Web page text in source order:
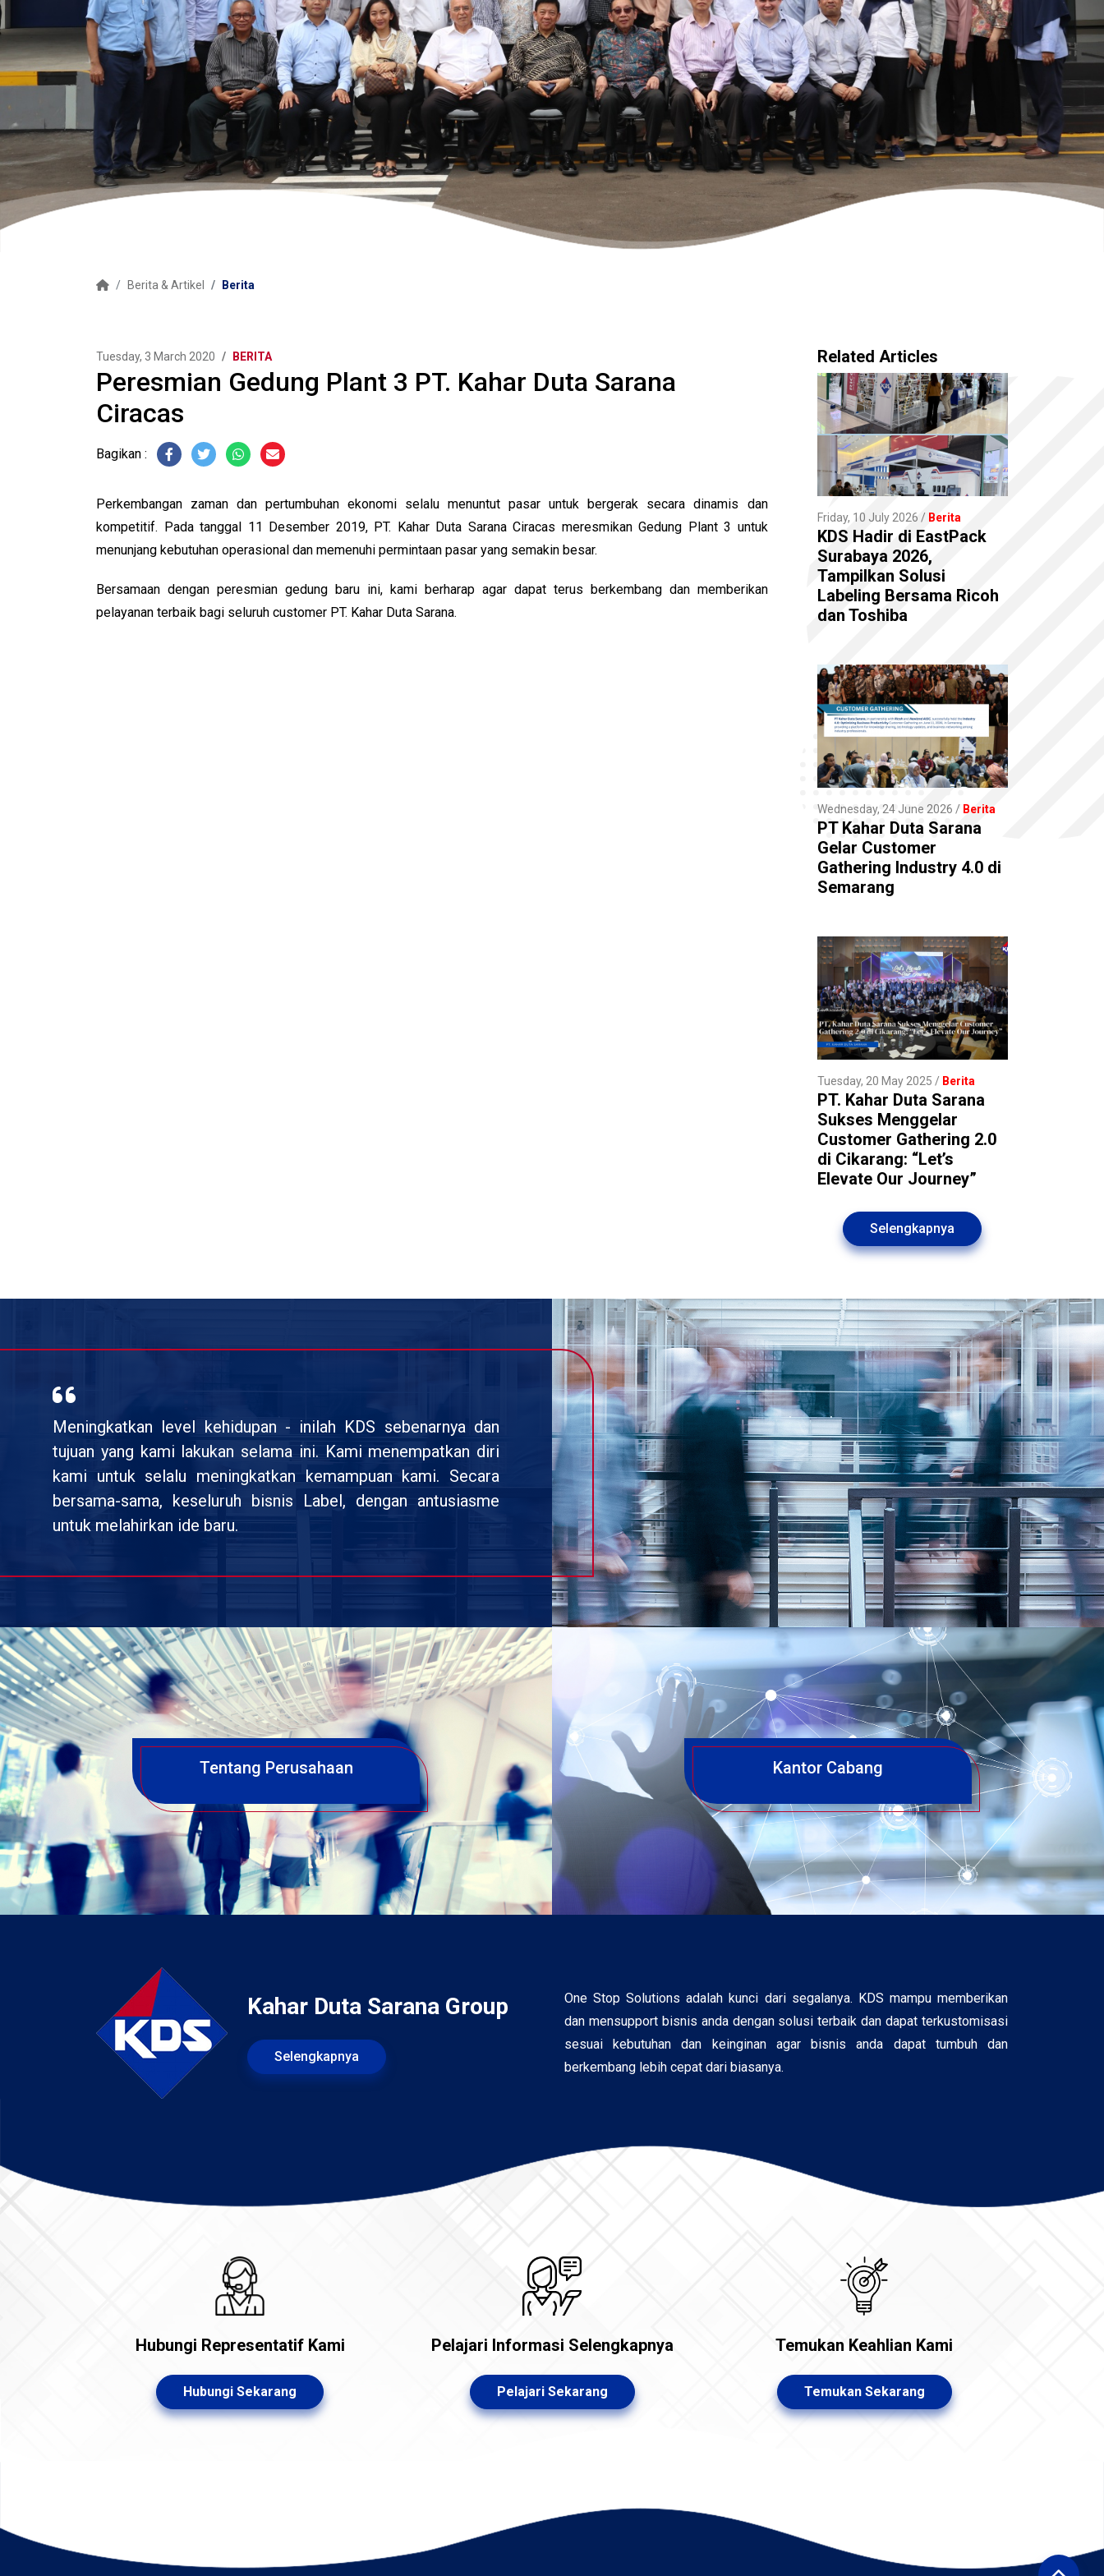
Berita & Artikel Berita
Tuesday, 3 March 2020 BERITA
Peresmian Gedung Plant 3 PT. Kahar Duta Sarana
Ciracas
Bagikan
Perkembangan zaman dan pertumbuhan ekonomi selalu menuntut pasar untuk bergerak secara dinamis dan
kompetitif. Pada tanggal 11 Desember 2019, PT. Kahar Duta Sarana Ciracas meresmikan Gedung Plant 3 untuk
menunjang kebutuhan operasional dan memenuhi permintaan pasar yang semakin besar.
Bersamaan dengan peresmian gedung baru ini, kami berharap agar dapat terus berkembang dan memberikan
pelayanan terbaik bagi seluruh customer PT. Kahar Duta Sarana.
Related Articles
Friday, 10 July 2026 Berita
KDS Hadir di EastPack
Surabaya 2026,
Tampilkan Solusi
Labeling Bersama Ricoh
dan Toshiba
Wednesday, 24 June 2026 Berita
PT Kahar Duta Sarana
Gelar Customer
Gathering Industry 4.0 di
Semarang
Tuesday, 20 May 2025 Berita
PT. Kahar Duta Sarana
Sukses Menggelar
Customer Gathering 2.0
di Cikarang: “Let’s
Elevate Our Journey”
Selengkapnya
Meningkatkan level kehidupan - inilah KDS sebenarnya dan
tujuan yang kami lakukan selama ini. Kami menempatkan diri
kami untuk selalu meningkatkan kemampuan kami. Secara
bersama-sama, keseluruh bisnis Label, dengan antusiasme
untuk melahirkan ide baru.
Tentang Perusahaan Kantor Cabang
Kahar Duta Sarana Group
Selengkapnya
One Stop Solutions adalah kunci dari segalanya. KDS mampu memberikan
dan mensupport bisnis anda dengan solusi terbaik dan dapat terkustomisasi
sesuai kebutuhan dan keinginan agar bisnis anda dapat tumbuh dan
berkembang lebih cepat dari biasanya.
Hubungi Representatif Kami
Hubungi Sekarang
Pelajari Informasi Selengkapnya
Pelajari Sekarang
Temukan Keahlian Kami
Temukan Sekarang